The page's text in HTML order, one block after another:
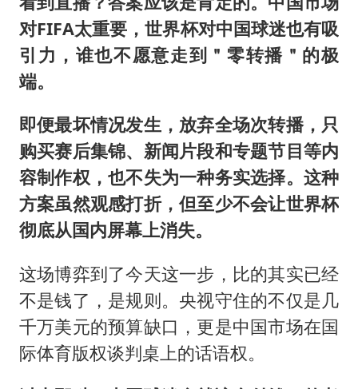
对FIFA太重要，世界杯对中国球迷也有吸
引力，谁也不愿意走到＂零转播＂的极
端。
即便最坏情况发生，放弃全场次转播，只
购买赛后集锦、新闻片段和专题节目等内
容制作权，也不失为一种务实选择。这种
方案虽然观感打折，但至少不会让世界杯
彻底从国内屏幕上消失。
这场博弈到了今天这一步，比的其实已经
不是钱了，是规则。央视守住的不仅是几
千万美元的预算缺口，更是中国市场在国
际体育版权谈判桌上的话语权。